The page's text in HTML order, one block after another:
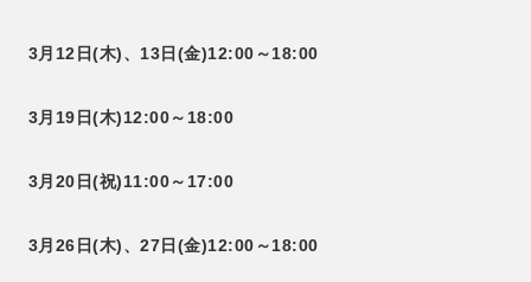
3月12日(木)、13日(金)12:00～18:00
3月19日(木)12:00～18:00
3月20日(祝)11:00～17:00
3月26日(木)、27日(金)12:00～18:00